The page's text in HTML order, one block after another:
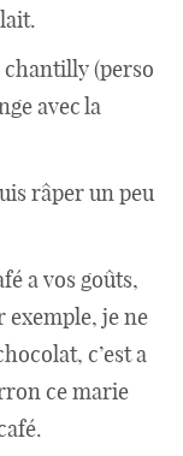
chantilly (perso
avec la
râper un peu
a vos goûts,
exemple, je ne
c’est a
ce marie